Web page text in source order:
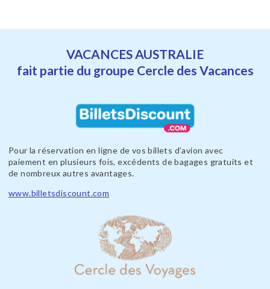
VACANCES AUSTRALIE
fait partie du groupe Cercle des Vacances
Pour la réservation en ligne de vos billets d’avion avec
paiement en plusieurs fois, excédents de bagages gratuits et
de nombreux autres avantages.
www.billetsdiscount.com